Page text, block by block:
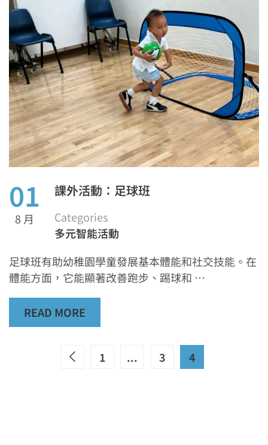
01
8 月
課外活動：足球班
Categories
多元智能活動
足球班有助幼稚園學童發展基本體能和社交技能。在
體能方面，它能顯著改善跑步、踢球和 …
READ MORE
1 ... 3 4